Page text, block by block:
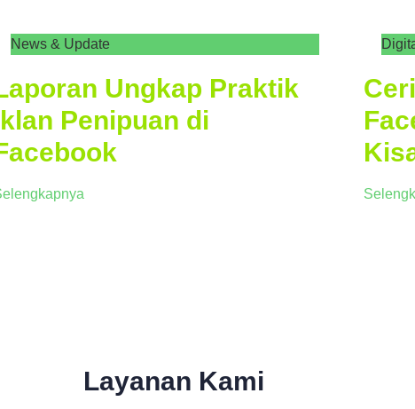
News & Update
Ungkap Praktik
Penipuan di
Layanan Kami